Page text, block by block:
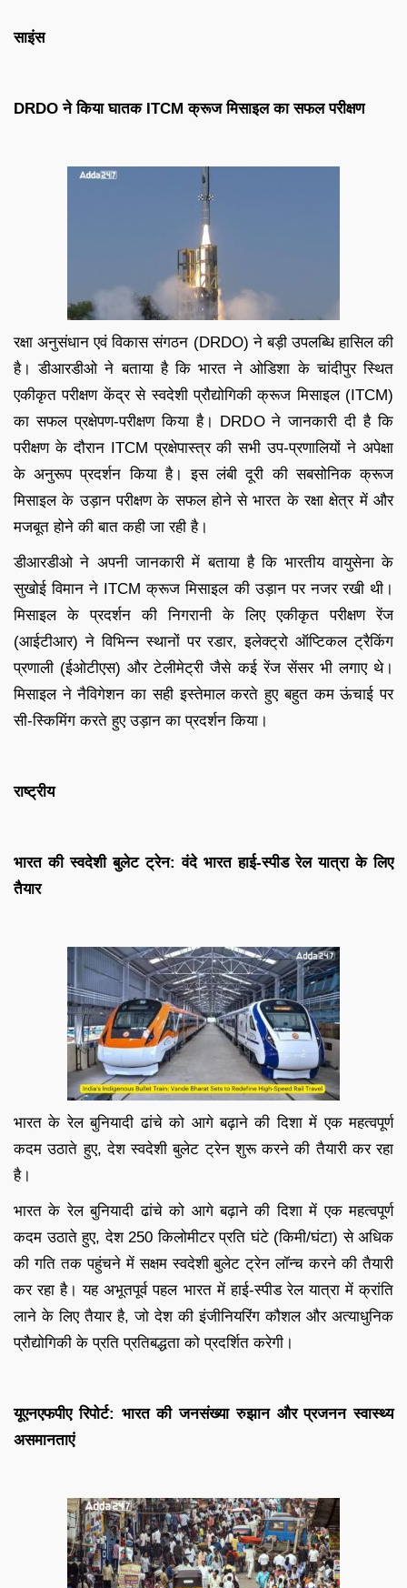
साइंस
DRDO ने किया घातक ITCM क्रूज मिसाइल का सफल परीक्षण
रक्षा अनुसंधान एवं विकास संगठन (DRDO) ने बड़ी उपलब्धि हासिल की
है। डीआरडीओ ने बताया है कि भारत ने ओडिशा के चांदीपुर स्थित
एकीकृत परीक्षण केंद्र से स्वदेशी प्रौद्योगिकी क्रूज मिसाइल (ITCM)
का सफल प्रक्षेपण-परीक्षण किया है। DRDO ने जानकारी दी है कि
परीक्षण के दौरान ITCM प्रक्षेपास्त्र की सभी उप-प्रणालियों ने अपेक्षा
के अनुरूप प्रदर्शन किया है। इस लंबी दूरी की सबसोनिक क्रूज
मिसाइल के उड़ान परीक्षण के सफल होने से भारत के रक्षा क्षेत्र में और
मजबूत होने की बात कही जा रही है।
डीआरडीओ ने अपनी जानकारी में बताया है कि भारतीय वायुसेना के
सुखोई विमान ने ITCM क्रूज मिसाइल की उड़ान पर नजर रखी थी।
मिसाइल के प्रदर्शन की निगरानी के लिए एकीकृत परीक्षण रेंज
(आईटीआर) ने विभिन्न स्थानों पर रडार, इलेक्ट्रो ऑप्टिकल ट्रैकिंग
प्रणाली (ईओटीएस) और टेलीमेट्री जैसे कई रेंज सेंसर भी लगाए थे।
मिसाइल ने नैविगेशन का सही इस्तेमाल करते हुए बहुत कम ऊंचाई पर
सी-स्किमिंग करते हुए उड़ान का प्रदर्शन किया।
राष्ट्रीय
भारत की स्वदेशी बुलेट ट्रेन: वंदे भारत हाई-स्पीड रेल यात्रा के लिए
तैयार
भारत के रेल बुनियादी ढांचे को आगे बढ़ाने की दिशा में एक महत्वपूर्ण
कदम उठाते हुए, देश स्वदेशी बुलेट ट्रेन शुरू करने की तैयारी कर रहा
है।
भारत के रेल बुनियादी ढांचे को आगे बढ़ाने की दिशा में एक महत्वपूर्ण
कदम उठाते हुए, देश 250 किलोमीटर प्रति घंटे (किमी/घंटा) से अधिक
की गति तक पहुंचने में सक्षम स्वदेशी बुलेट ट्रेन लॉन्च करने की तैयारी
कर रहा है। यह अभूतपूर्व पहल भारत में हाई-स्पीड रेल यात्रा में क्रांति
लाने के लिए तैयार है, जो देश की इंजीनियरिंग कौशल और अत्याधुनिक
प्रौद्योगिकी के प्रति प्रतिबद्धता को प्रदर्शित करेगी।
यूएनएफपीए रिपोर्ट: भारत की जनसंख्या रुझान और प्रजनन स्वास्थ्य
असमानताएं